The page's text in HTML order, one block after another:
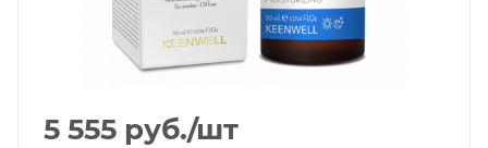
5 555 руб./шт